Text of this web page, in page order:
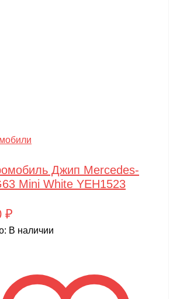
Джип Mercedes-
Mini White YEH1523
₽
В наличии